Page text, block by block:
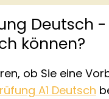
Deutsch
können?
ob Sie eine
A1 Deutsch